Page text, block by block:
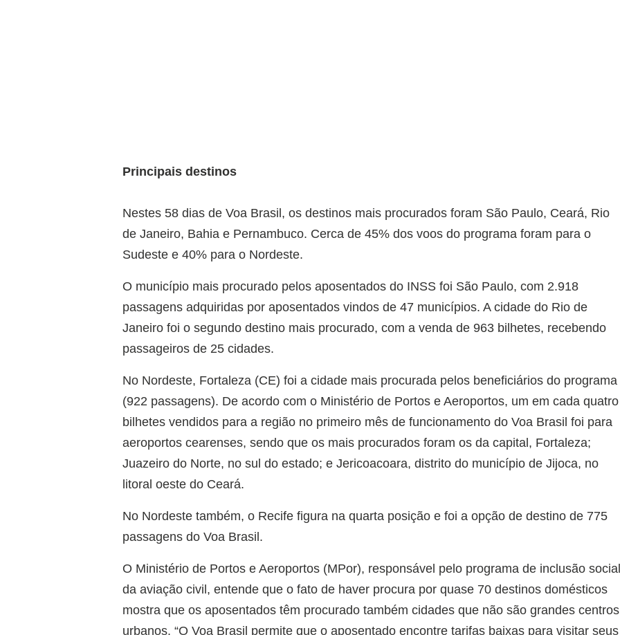
Principais destinos
Nestes 58 dias de Voa Brasil, os destinos mais procurados foram São Paulo, Ceará, Rio
de Janeiro, Bahia e Pernambuco. Cerca de 45% dos voos do programa foram para o
Sudeste e 40% para o Nordeste.
O município mais procurado pelos aposentados do INSS foi São Paulo, com 2.918
passagens adquiridas por aposentados vindos de 47 municípios. A cidade do Rio de
Janeiro foi o segundo destino mais procurado, com a venda de 963 bilhetes, recebendo
passageiros de 25 cidades.
No Nordeste, Fortaleza (CE) foi a cidade mais procurada pelos beneficiários do programa
(922 passagens). De acordo com o Ministério de Portos e Aeroportos, um em cada quatro
bilhetes vendidos para a região no primeiro mês de funcionamento do Voa Brasil foi para
aeroportos cearenses, sendo que os mais procurados foram os da capital, Fortaleza;
Juazeiro do Norte, no sul do estado; e Jericoacoara, distrito do município de Jijoca, no
litoral oeste do Ceará.
No Nordeste também, o Recife figura na quarta posição e foi a opção de destino de 775
passagens do Voa Brasil.
O Ministério de Portos e Aeroportos (MPor), responsável pelo programa de inclusão social
da aviação civil, entende que o fato de haver procura por quase 70 destinos domésticos
mostra que os aposentados têm procurado também cidades que não são grandes centros
urbanos. “O Voa Brasil permite que o aposentado encontre tarifas baixas para visitar seus